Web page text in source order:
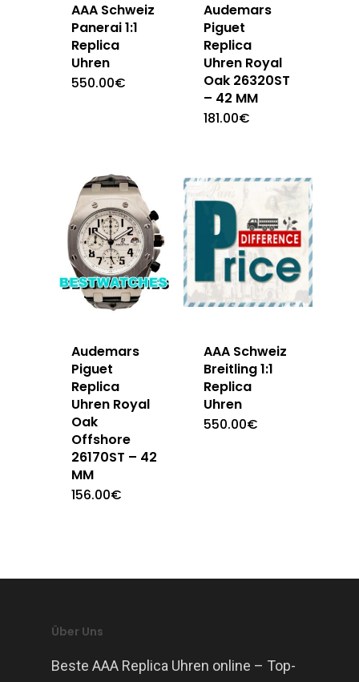
AAA Schweiz
Panerai 1:1
Replica
Uhren
550.00€
Audemars
Piguet
Replica
Uhren Royal
Oak 26320ST
– 42 MM
181.00€
Audemars
Piguet
Replica
Uhren Royal
Oak
Offshore
26170ST – 42
MM
156.00€
AAA Schweiz
Breitling 1:1
Replica
Uhren
550.00€
Über Uns
Beste AAA Replica Uhren online – Top-